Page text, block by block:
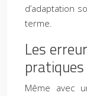
d’adaptation
terme.
Les
pratiques
Même avec